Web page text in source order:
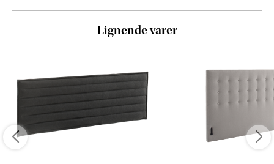
Lignende varer